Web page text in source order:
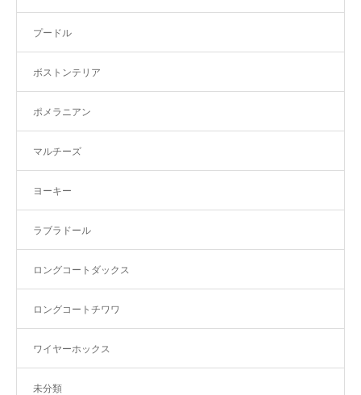
プードル
ボストンテリア
ポメラニアン
マルチーズ
ヨーキー
ラブラドール
ロングコートダックス
ロングコートチワワ
ワイヤーホックス
未分類